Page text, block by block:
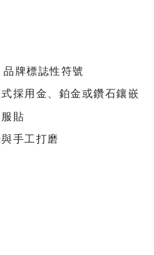
品牌標誌性符號
式採用金、鉑金或鑽石鑲嵌
貼
手工打磨